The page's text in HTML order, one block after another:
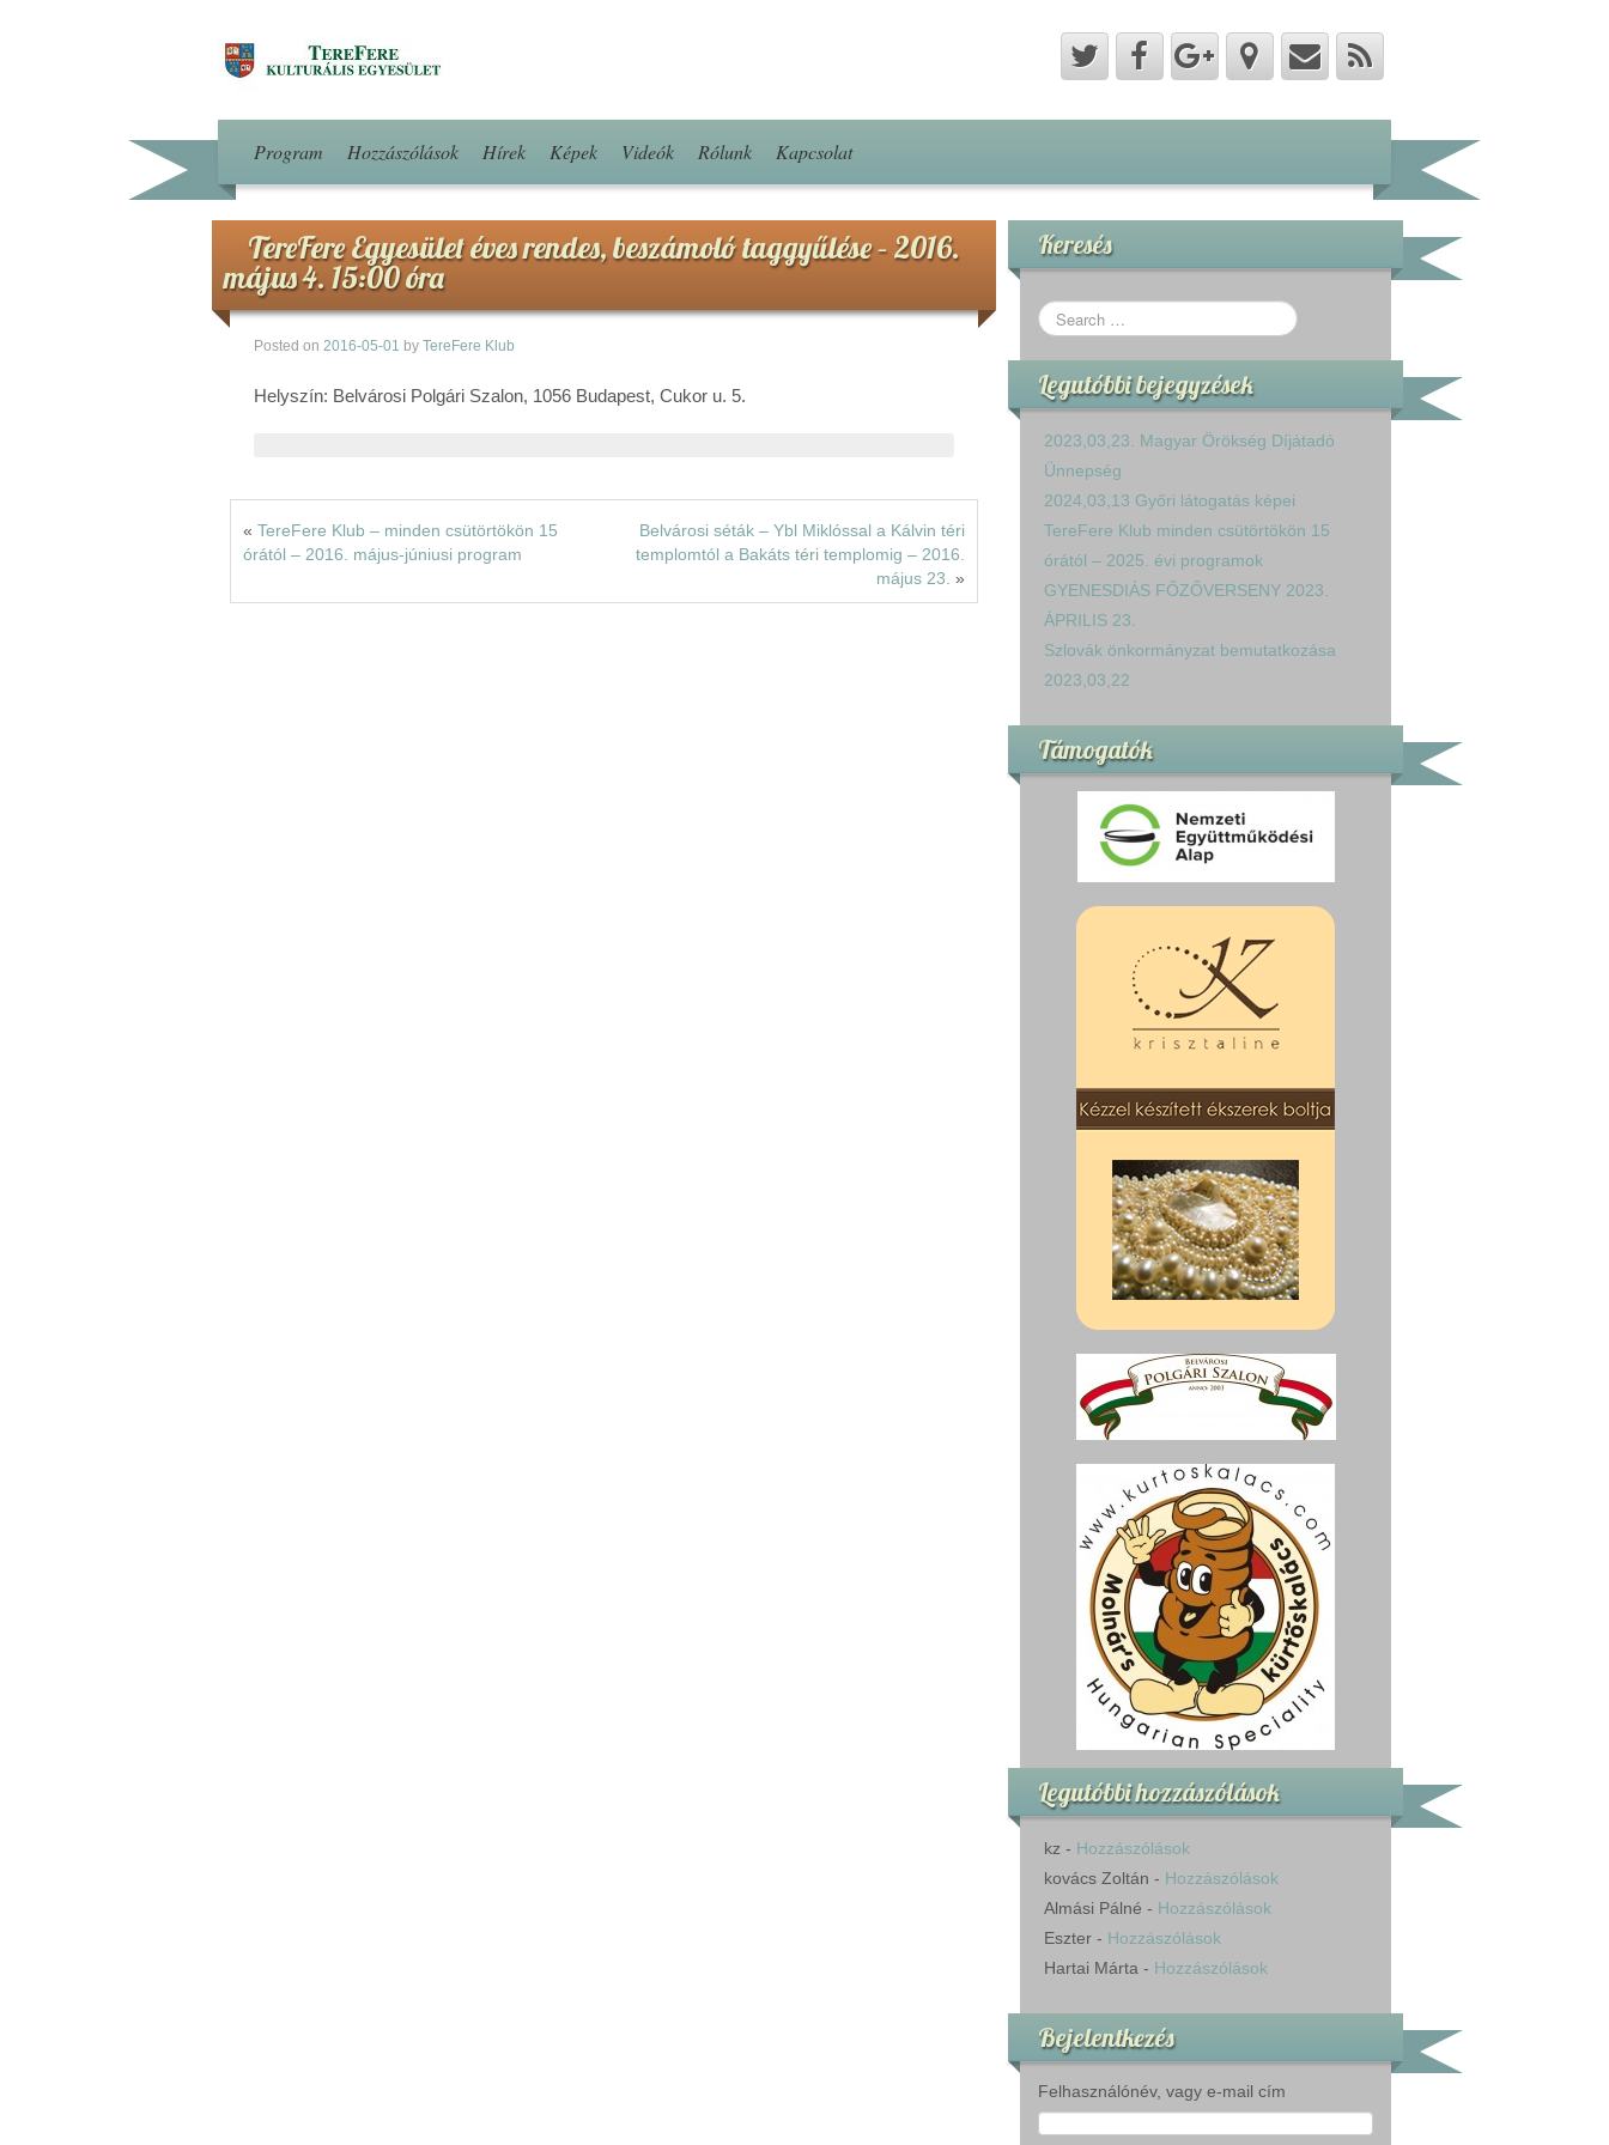
Program Hozzászólások Hírek Képek Videók Rólunk Kapcsolat
TereFere Egyesület éves rendes, beszámoló taggyűlése – 2016.
május 4. 15:00 óra
Posted on 2016-05-01 by TereFere Klub
Helyszín: Belvárosi Polgári Szalon, 1056 Budapest, Cukor u. 5.
« TereFere Klub – minden csütörtökön 15
órától – 2016. május-júniusi program
Belvárosi séták – Ybl Miklóssal a Kálvin téri
templomtól a Bakáts téri templomig – 2016.
május 23. »
Keresés
Legutóbbi bejegyzések
2023,03,23. Magyar Örökség Díjátadó
Ünnepség
2024,03,13 Győri látogatás képei
TereFere Klub minden csütörtökön 15
órától – 2025. évi programok
GYENESDIÁS FŐZŐVERSENY 2023.
ÁPRILIS 23.
Szlovák önkormányzat bemutatkozása
2023,03,22
Támogatók
Legutóbbi hozzászólások
kz - Hozzászólások
kovács Zoltán - Hozzászólások
Almási Pálné - Hozzászólások
Eszter - Hozzászólások
Hartai Márta - Hozzászólások
Bejelentkezés
Felhasználónév, vagy e-mail cím